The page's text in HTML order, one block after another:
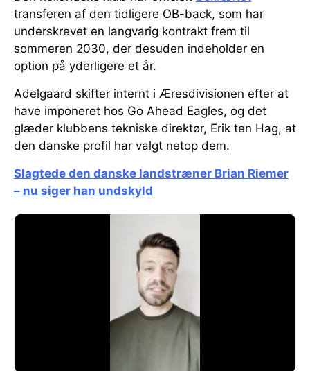
transferen af den tidligere OB-back, som har
underskrevet en langvarig kontrakt frem til
sommeren 2030, der desuden indeholder en
option på yderligere et år.
Adelgaard skifter internt i Æresdivisionen efter at
have imponeret hos Go Ahead Eagles, og det
glæder klubbens tekniske direktør, Erik ten Hag, at
den danske profil har valgt netop dem.
Slagtede den danske landstræner Brian Riemer
– nu siger han undskyld